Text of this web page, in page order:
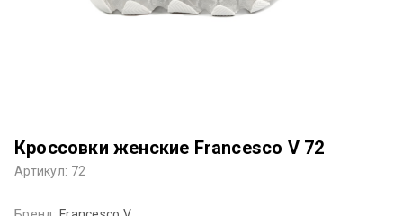
Кроссовки женские Francesco V 72
Артикул: 72